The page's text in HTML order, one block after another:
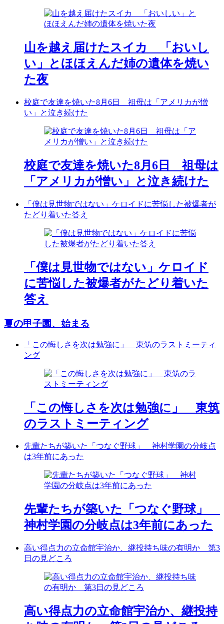
山を越え届けたスイカ 「おいし
い」とほほえんだ姉の遺体を焼い
た夜
校庭で友達を焼いた8月6日 祖母は「アメリカが憎
い」と泣き続けた
校庭で友達を焼いた8月6日 祖母は
「アメリカが憎い」と泣き続けた
「僕は見世物ではない」ケロイドに苦悩した被爆者が
たどり着いた答え
「僕は見世物ではない」ケロイド
に苦悩した被爆者がたどり着いた
答え
夏の甲子園、始まる
「この悔しさを次は勉強に」 東筑のラストミーティ
ング
「この悔しさを次は勉強に」 東筑
のラストミーティング
先輩たちが築いた「つなぐ野球」 神村学園の分岐点
は3年前にあった
先輩たちが築いた「つなぐ野球」
神村学園の分岐点は3年前にあった
高い得点力の立命館宇治か、継投持ち味の有明か 第3
日の見どころ
高い得点力の立命館宇治か、継投持